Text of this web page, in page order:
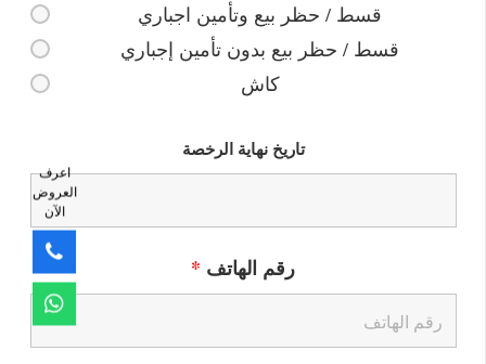
قسط / حظر بيع وتأمين اجباري
قسط / حظر بيع بدون تأمين إجباري
كاش
تاريخ نهاية الرخصة
رقم الهاتف *
اعرف
العروض
الآن